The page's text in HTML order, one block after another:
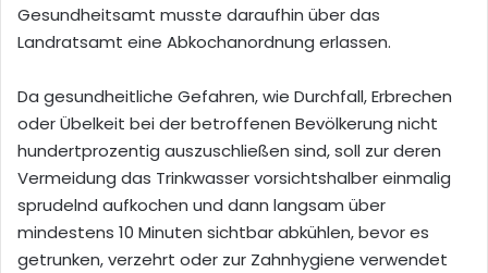
Gesundheitsamt musste daraufhin über das
Landratsamt eine Abkochanordnung erlassen.
Da gesundheitliche Gefahren, wie Durchfall, Erbrechen
oder Übelkeit bei der betroffenen Bevölkerung nicht
hundertprozentig auszuschließen sind, soll zur deren
Vermeidung das Trinkwasser vorsichtshalber einmalig
sprudelnd aufkochen und dann langsam über
mindestens 10 Minuten sichtbar abkühlen, bevor es
getrunken, verzehrt oder zur Zahnhygiene verwendet